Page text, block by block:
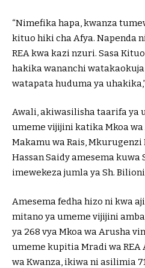
“Nimefika hapa, kwanza
kituo hiki cha Afya. Napenda
REA kwa kazi nzuri. Sasa
hakika wananchi
watapata huduma ya
Awali, akiwasilisha taarifa ya
umeme vijijini katika Mkoa wa
Makamu wa Rais, Mkurugenzi
Hassan Saidy amesema
imewekeza jumla ya Sh.
Amesema fedha hizo ni kwa
mitano ya umeme vijijini
ya 268 vya Mkoa wa Arusha
umeme kupitia Mradi wa REA
wa Kwanza, ikiwa ni asilimia